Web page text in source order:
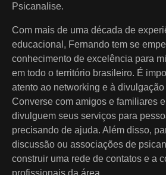
Psicanalise.
Com mais de uma década de
educacional, Fernando tem se
conhecimento de excelência para
em todo o território brasileiro. É
atento ao networking e à
Converse com amigos e familiares
divulguem seus serviços para
precisando de ajuda. Além disso,
discussão ou associações de
construir uma rede de contatos e a
profissionais da área.